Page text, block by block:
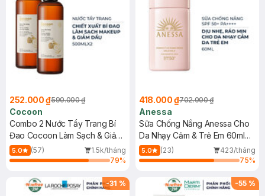
252.000 ₫590.000 ₫
Cocoon
Combo 2 Nước Tẩy Trang Bí
Đao Cocoon Làm Sạch & Giảm
Dầu 500ml
5.0 (57)
1.5k/tháng
79%
418.000 ₫702.000 ₫
Anessa
Sữa Chống Nắng Anessa Cho
Da Nhạy Cảm & Trẻ Em 60ml
(Mới)
5.0 (23)
423/tháng
75%
-31 % -55 %